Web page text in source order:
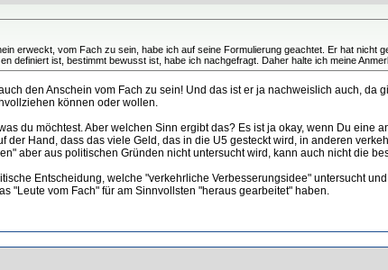
erweckt, vom Fach zu sein, habe ich auf seine Formulierung geachtet. Er hat
definiert ist, bestimmt bewusst ist, habe ich nachgefragt. Daher halte ich meine
den Anschein vom Fach zu sein! Und das ist er ja nachweislich auch,
können oder wollen.
du möchtest. Aber welchen Sinn ergibt das? Es ist ja okay, wenn Du
der Hand, dass das viele Geld, das in die U5 gesteckt wird, in anderen
aber aus politischen Gründen nicht untersucht wird, kann auch nicht die
Entscheidung, welche "verkehrliche Verbesserungsidee" untersucht
"Leute vom Fach" für am Sinnvollsten "heraus gearbeitet" haben.